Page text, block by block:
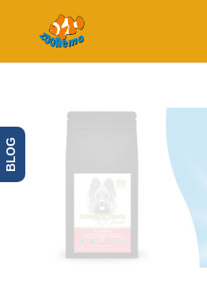
BLOG